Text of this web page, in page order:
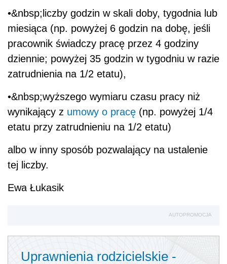
•&nbsp;liczby godzin w skali doby, tygodnia lub
miesiąca (np. powyżej 6 godzin na dobę, jeśli
pracownik świadczy pracę przez 4 godziny
dziennie; powyżej 35 godzin w tygodniu w razie
zatrudnienia na 1/2 etatu),
•&nbsp;wyższego wymiaru czasu pracy niż
wynikający z umowy o pracę (np. powyżej 1/4
etatu przy zatrudnieniu na 1/2 etatu)
albo w inny sposób pozwalający na ustalenie
tej liczby.
Ewa Łukasik
AUTOPROMOCJA
Uprawnienia rodzicielskie -